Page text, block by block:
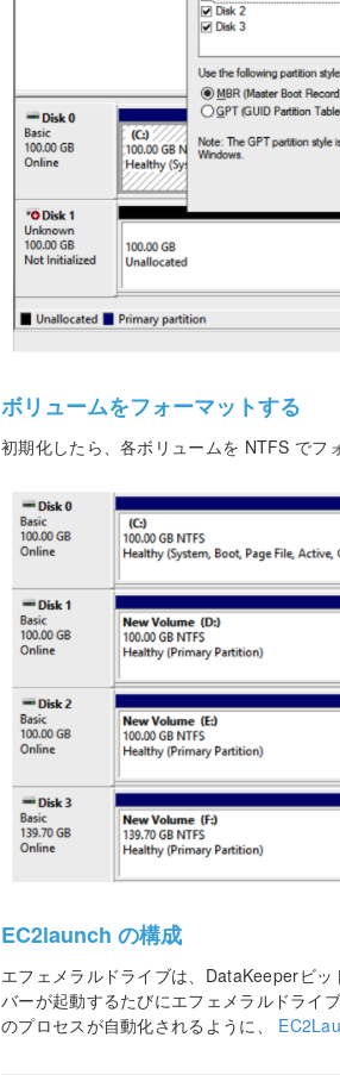
ボリュームをフォーマットする
初期化したら、各ボリュームを NTFS でフ
EC2launch の構成
エフェメラルドライブは、DataKeeperビ
バーが起動するたびにエフェメラルドライ
のプロセスが自動化されるように、